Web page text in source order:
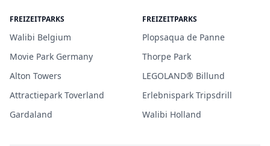
FREIZEITPARKS
Walibi Belgium
Movie Park Germany
Alton Towers
Attractiepark Toverland
Gardaland
FREIZEITPARKS
Plopsaqua de Panne
Thorpe Park
LEGOLAND® Billund
Erlebnispark Tripsdrill
Walibi Holland